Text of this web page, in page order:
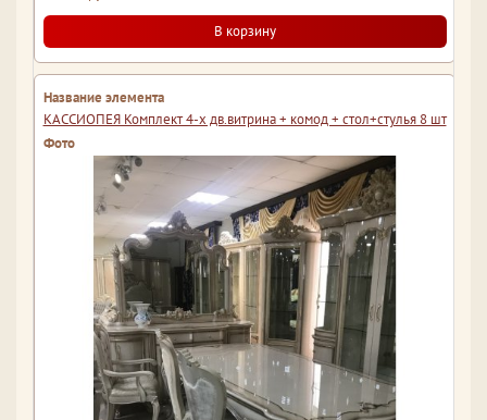
В корзину
КАССИОПЕЯ Комплект 4-х дв.витрина + комод + стол+стулья 8 шт